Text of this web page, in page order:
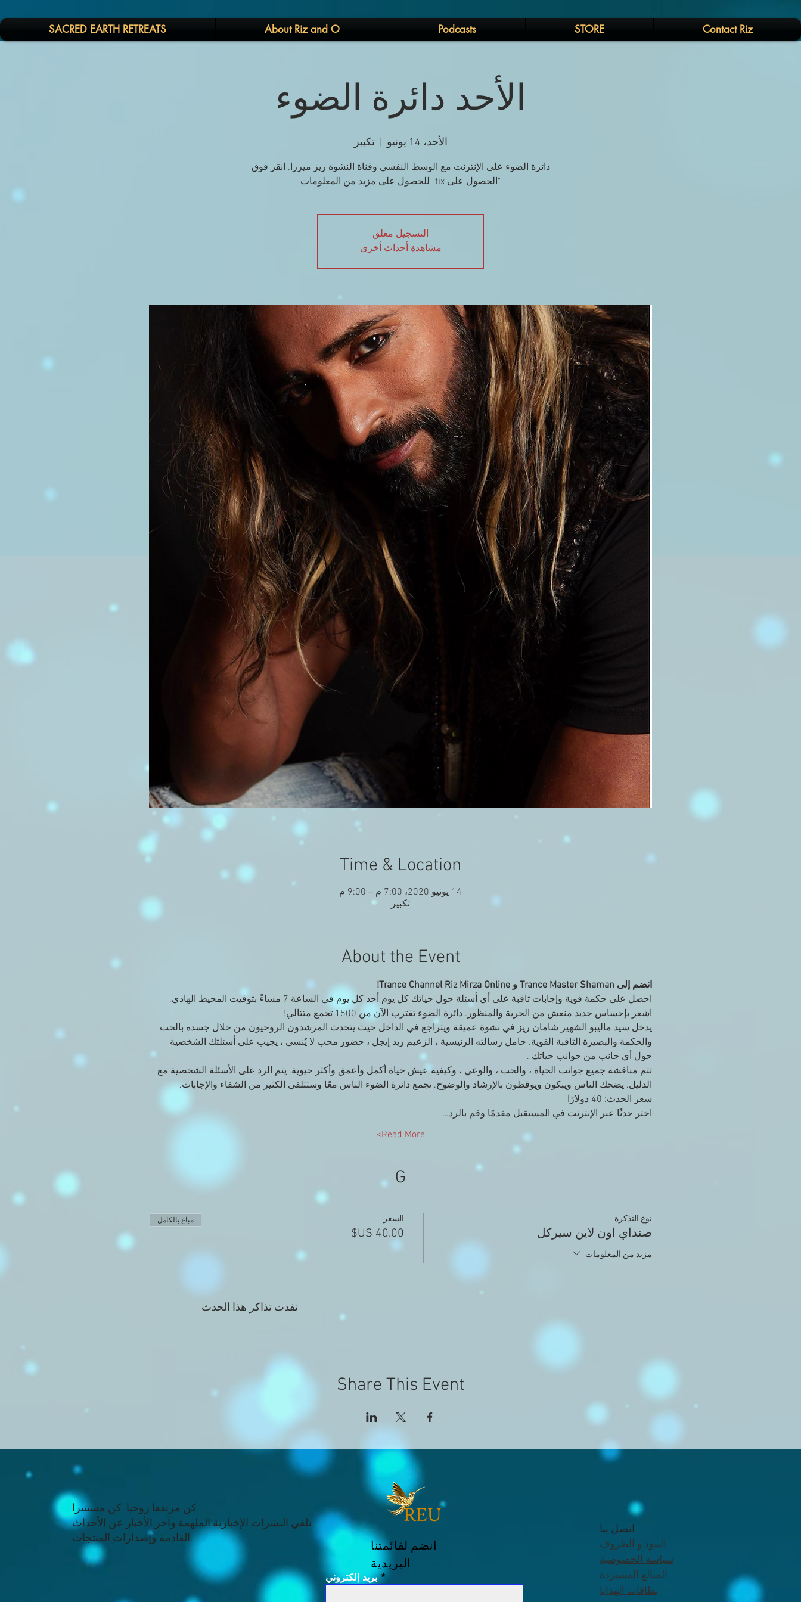
SACRED EARTH RETREATS About Riz and O Podcasts STORE Contact Riz
الأحد دائرة الضوء
الأحد، 14 يونيو
  |
تكبير
دائرة الضوء على الإنترنت مع الوسط النفسي وقناة النشوة ريز ميرزا. انقر فوق
"الحصول على tix" للحصول على مزيد من المعلومات
التسجيل مغلق
مشاهدة أحداث أخرى
Time & Location
14 يونيو 2020، 7:00 م – 9:00 م
تكبير
About the Event
انضم إلى Trance Master Shaman و Trance Channel Riz Mirza Online!
احصل على حكمة قوية وإجابات ثاقبة على أي أسئلة حول حياتك كل يوم أحد كل يوم في الساعة 7 مساءً بتوقيت المحيط الهادي.
اشعر بإحساس جديد منعش من الحرية والمنظور. دائرة الضوء تقترب الآن من 1500 تجمع متتالي!
يدخل سيد ماليبو الشهير شامان ريز في نشوة عميقة ويتراجع في الداخل حيث يتحدث المرشدون الروحيون من خلال جسده بالحب
والحكمة والبصيرة الثاقبة القوية. حامل رسالته الرئيسية ، الزعيم ريد إيجل ، حضور محب لا يُنسى ، يجيب على أسئلتك الشخصية
حول أي جانب من جوانب حياتك .
تتم مناقشة جميع جوانب الحياة ، والحب ، والوعي ، وكيفية عيش حياة أكمل وأعمق وأكثر حيوية. يتم الرد على الأسئلة الشخصية مع
الدليل. يضحك الناس ويبكون ويوقظون بالإرشاد والوضوح. تجمع دائرة الضوء الناس معًا وستتلقى الكثير من الشفاء والإجابات.
سعر الحدث: 40 دولارًا
اختر حدثًا عبر الإنترنت في المستقبل مقدمًا وقم بالرد…
Read More>
G
نوع التذكرة
صنداي اون لاين سيركل
مزيد من المعلومات
السعر مباع بالكامل
نفدت تذاكر هذا الحدث
Share This Event
كن مرتفعا روحيا. كن مستنيرا.
تلقي النشرات الإخبارية الملهمة وآخر الأخبار عن الأحداث
القادمة وإصدارات المنتجات.
انضم لقائمتنا
البريدية
بريد إلكتروني
اتصل بنا
البنود و الظروف
سياسة الخصوصية
المبالغ المستردة
بطاقات الهدايا